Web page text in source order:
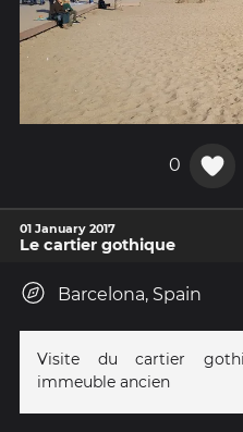
0
01 January 2017
Le cartier gothique
Barcelona, Spain
Visite du cartier
immeuble ancien